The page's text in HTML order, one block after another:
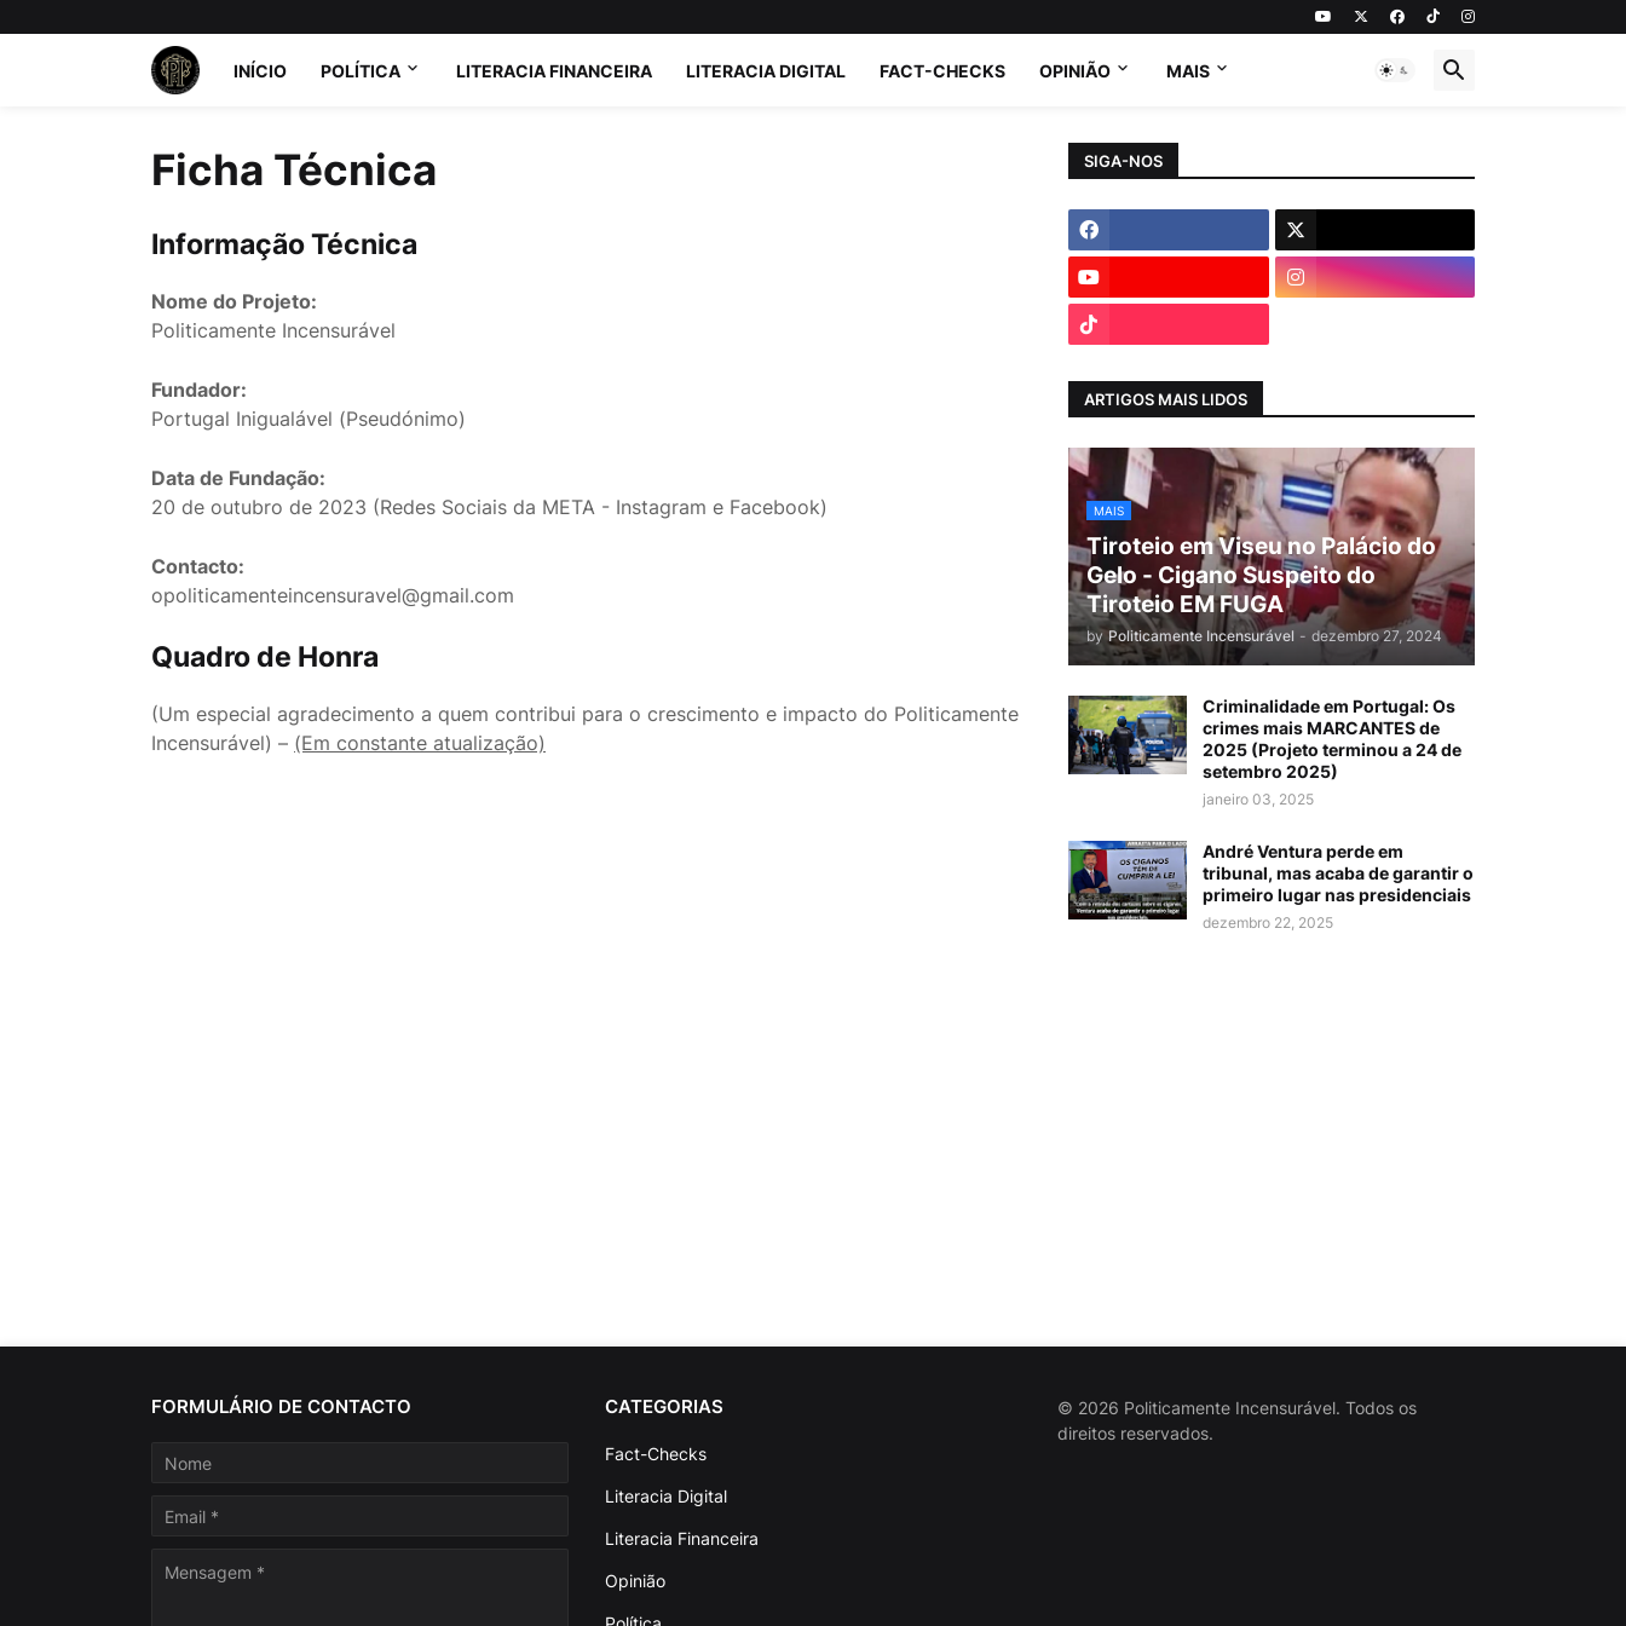
INÍCIO POLÍTICA LITERACIA FINANCEIRA LITERACIA DIGITAL FACT-CHECKS OPINIÃO MAIS
Ficha Técnica
Informação Técnica
Nome do Projeto:
Politicamente Incensurável
Fundador:
Portugal Inigualável (Pseudónimo)
Data de Fundação:
20 de outubro de 2023 (Redes Sociais da META - Instagram e Facebook)
Contacto:
opoliticamenteincensuravel@gmail.com
Quadro de Honra
(Um especial agradecimento a quem contribui para o crescimento e impacto do Politicamente
Incensurável) – (Em constante atualização)
SIGA-NOS
ARTIGOS MAIS LIDOS
MAIS
Tiroteio em Viseu no Palácio do
Gelo - Cigano Suspeito do
Tiroteio EM FUGA
by Politicamente Incensurável - dezembro 27, 2024
Criminalidade em Portugal: Os
crimes mais MARCANTES de
2025 (Projeto terminou a 24 de
setembro 2025)
janeiro 03, 2025
André Ventura perde em
tribunal, mas acaba de garantir o
primeiro lugar nas presidenciais
dezembro 22, 2025
FORMULÁRIO DE CONTACTO CATEGORIAS
Fact-Checks
Literacia Digital
Literacia Financeira
Opinião
© 2026 Politicamente Incensurável. Todos os
direitos reservados.